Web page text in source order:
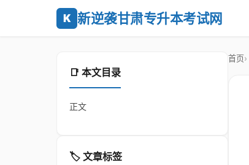
K 新逆袭甘肃专升本考试网
📑 本文目录
正文
🏷️ 文章标签
首页